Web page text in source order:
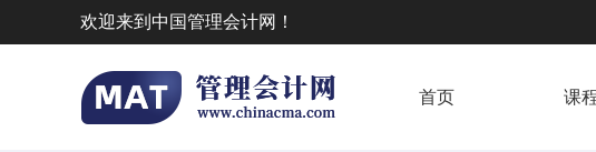
欢迎来到中国管理会计网！
首页 课